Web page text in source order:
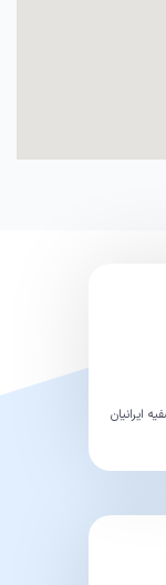
ایرانیان